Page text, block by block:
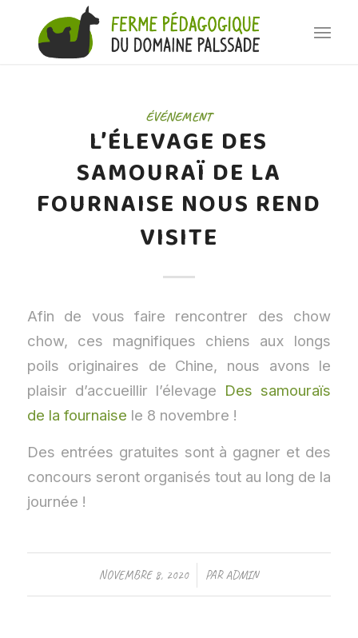
ÉVÉNEMENT
L’ÉLEVAGE DES
SAMOURAÏ DE LA
FOURNAISE NOUS REND
VISITE
Afin de vous faire rencontrer des chow
chow, ces magnifiques chiens aux longs
poils originaires de Chine, nous avons le
plaisir d’accueillir l’élevage Des samouraïs
de la fournaise le 8 novembre !
Des entrées gratuites sont à gagner et des
concours seront organisés tout au long de la
journée !
NOVEMBRE 8, 2020
/ PARADMIN